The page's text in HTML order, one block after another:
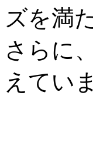
ズを満
さらに
えてい